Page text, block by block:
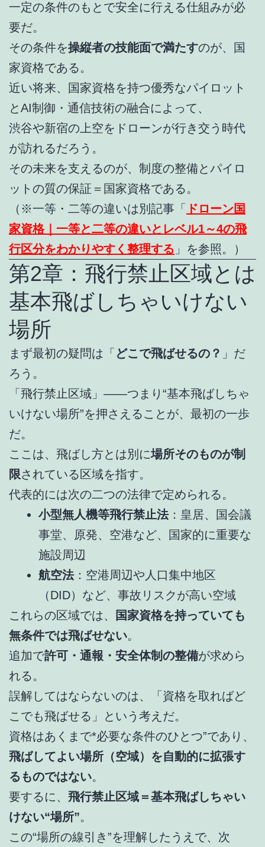
一定の条件のもとで安全に行える仕組みが必
要だ。
その条件を操縦者の技能面で満たすのが、国
家資格である。
近い将来、国家資格を持つ優秀なパイロット
とAI制御・通信技術の融合によって、
渋谷や新宿の上空をドローンが行き交う時代
が訪れるだろう。
その未来を支えるのが、制度の整備とパイロ
ットの質の保証＝国家資格である。
（※一等・二等の違いは別記事「
ドローン国
家資格｜一等と二等の違いとレベル1～4の飛
行区分をわかりやすく整理する 」を参照。）
第2章：飛行禁止区域とは
基本飛ばしちゃいけない
場所
まず最初の疑問は「 どこで飛ばせるの？ 」だ
ろう。
「飛行禁止区域」――つまり“基本飛ばしちゃ
いけない場所”を押さえることが、最初の一歩
だ。
ここは、飛ばし方とは別に場所そのものが制
限されている区域を指す。
代表的には次の二つの法律で定められる。
小型無人機等飛行禁止法：皇居、国会議
事堂、原発、空港など、国家的に重要な
施設周辺
航空法：空港周辺や人口集中地区
（DID）など、事故リスクが高い空域
これらの区域では、
国家資格を持っていても
無条件では飛ばせない。
追加で許可・通報・安全体制の整備が求めら
れる。
誤解してはならないのは、「資格を取ればど
こでも飛ばせる」という考えだ。
資格はあくまで*必要な条件のひとつ”であり、
飛ばしてよい場所（空域）を自動的に拡張す
るものではない。
要するに、 飛行禁止区域＝基本飛ばしちゃい
けない“場所”。
この“場所の線引き”を理解したうえで、次